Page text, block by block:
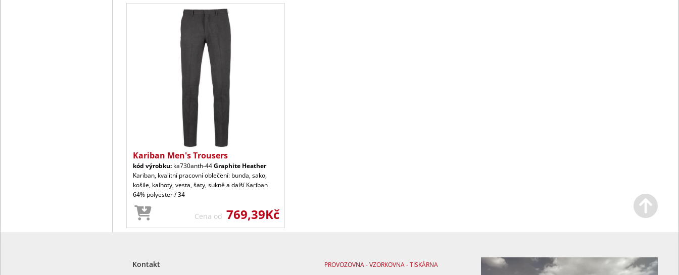
Kariban Men's Trousers
kód výrobku: ka730anth-44Graphite Heather
Kariban, kvalitní pracovní oblečení: bunda, sako,
košile, kalhoty, vesta, šaty, sukně a další Kariban
64% polyester / 34
Cena od 769,39Kč
Kontakt
PROVOZOVNA - VZORKOVNA - TISKÁRNA